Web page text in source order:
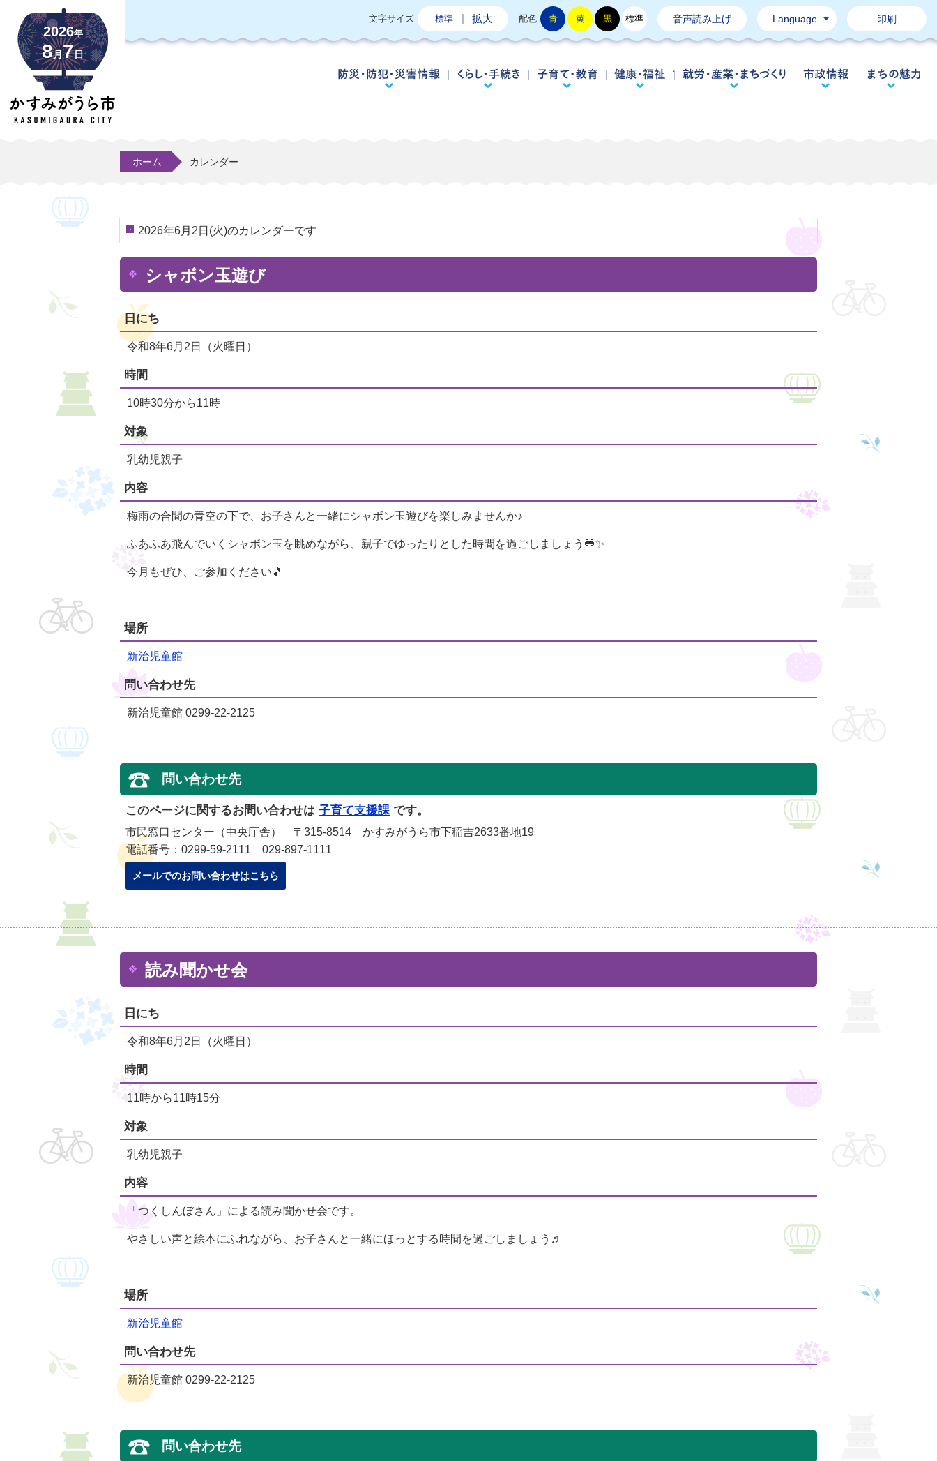
2026年
8月7日
文字サイズ 標準 拡大 配色 青 黄 黒 標準 音声読み上げ Language 印刷
防災・防犯・災害情報くらし・手続き子育て・教育 健康・福祉 就労・産業・まちづくり
市政情報
ホーム カレンダー
2026年6月2日(火)のカレンダーです
シャボン玉遊び
日にち
令和8年6月2日（火曜日）
時間
10時30分から11時
対象
乳幼児親子
内容
梅雨の合間の青空の下で、お子さんと一緒にシャボン玉遊びを楽しみませんか♪
ふあふあ飛んでいくシャボン玉を眺めながら、親子でゆったりとした時間を過ごしましょう🐸✨
今月もぜひ、ご参加ください🎵
場所
新治児童館
問い合わせ先
新治児童館 0299-22-2125
問い合わせ先
このページに関するお問い合わせは 子育て支援課 です。
市民窓口センター（中央庁舎） 〒315-8514 かすみがうら市下稲吉2633番地19
電話番号：0299-59-2111 029-897-1111
メールでのお問い合わせはこちら
読み聞かせ会
日にち
令和8年6月2日（火曜日）
時間
11時から11時15分
対象
乳幼児親子
内容
「つくしんぼさん」による読み聞かせ会です。
やさしい声と絵本にふれながら、お子さんと一緒にほっとする時間を過ごしましょう♬
場所
新治児童館
問い合わせ先
新治児童館 0299-22-2125
問い合わせ先